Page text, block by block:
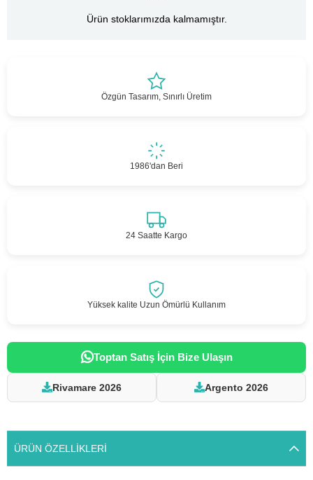
Ürün stoklarımızda kalmamıştır.
Özgün Tasarım, Sınırlı Üretim
1986'dan Beri
24 Saatte Kargo
Yüksek kalite Uzun Ömürlü Kullanım
Toptan Satış İçin Bize Ulaşın
Rivamare 2026 Argento 2026
ÜRÜN ÖZELLIKLERI